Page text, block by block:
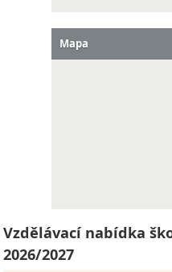
Mapa
Vzdělávací nabídka
2026/2027